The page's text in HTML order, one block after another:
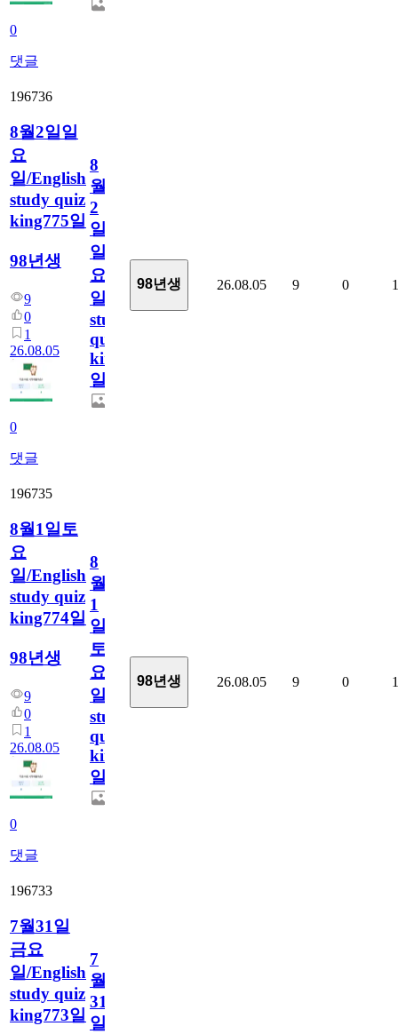
0
댓글
196736
8월2일일
요
일/English
study quiz
king775일
98년생
9
0
1
26.08.05
0
댓글
8
월
2
일
일
요
일/English
study
quiz
king775
일
98년생 26.08.05 9 0 1
196735
8월1일토
요
일/English
study quiz
king774일
98년생
9
0
1
26.08.05
0
댓글
8
월
1
일
토
요
일/English
study
quiz
king774
일
98년생 26.08.05 9 0 1
196733
7월31일
금요
일/English
study quiz
king773일
7
월
31
일